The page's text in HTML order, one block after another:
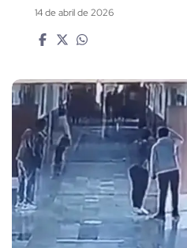
14 de abril de 2026